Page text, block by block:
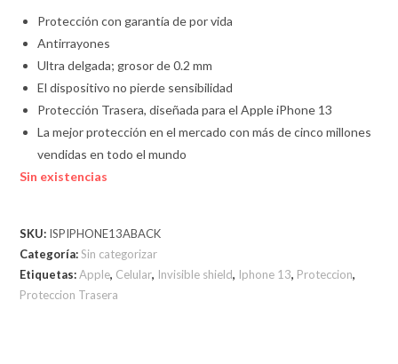
Protección con garantía de por vida
Antirrayones
Ultra delgada; grosor de 0.2 mm
El dispositivo no pierde sensibilidad
Protección Trasera, diseñada para el Apple iPhone 13
La mejor protección en el mercado con más de cinco millones
vendidas en todo el mundo
Sin existencias
SKU: ISPIPHONE13ABACK
Categoría:Sin categorizar
Etiquetas:Apple, Celular, Invisible shield, Iphone 13, Proteccion,
Proteccion Trasera